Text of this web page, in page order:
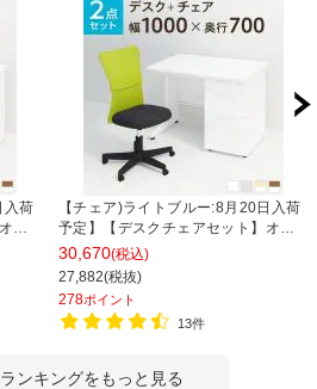
入荷
フ
片
チ
【チェア)ライトブルー:8月20日入荷
予定】【デスクチェアセット】オフ
ィスデスク 事務机 スチールデスク 片
袖机 1000×700 + メッシュチェア チ
ャットチェア セット
30,670(税込)
27,882(税抜)
278ポイント
13件
ンキングをもっと見る